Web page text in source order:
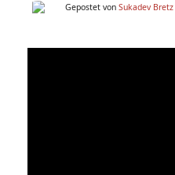
Gepostet von Sukadev Bretz